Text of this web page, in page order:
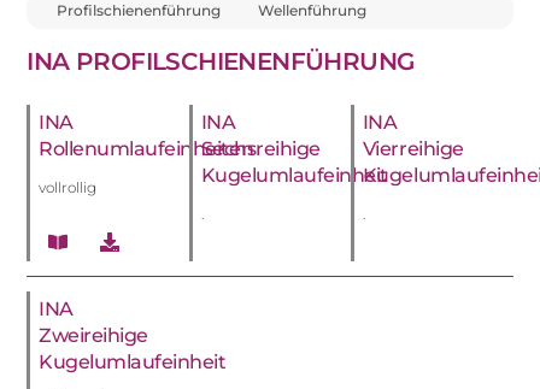
Profilschienenführung Wellenführung
INA PROFILSCHIENENFÜHRUNG
INA
Rollenumlaufeinheiten
vollrollig
INA
Sechsreihige
Kugelumlaufeinheit
.
INA
Vierreihige
.
INA
Zweireihige
Kugelumlaufeinheit